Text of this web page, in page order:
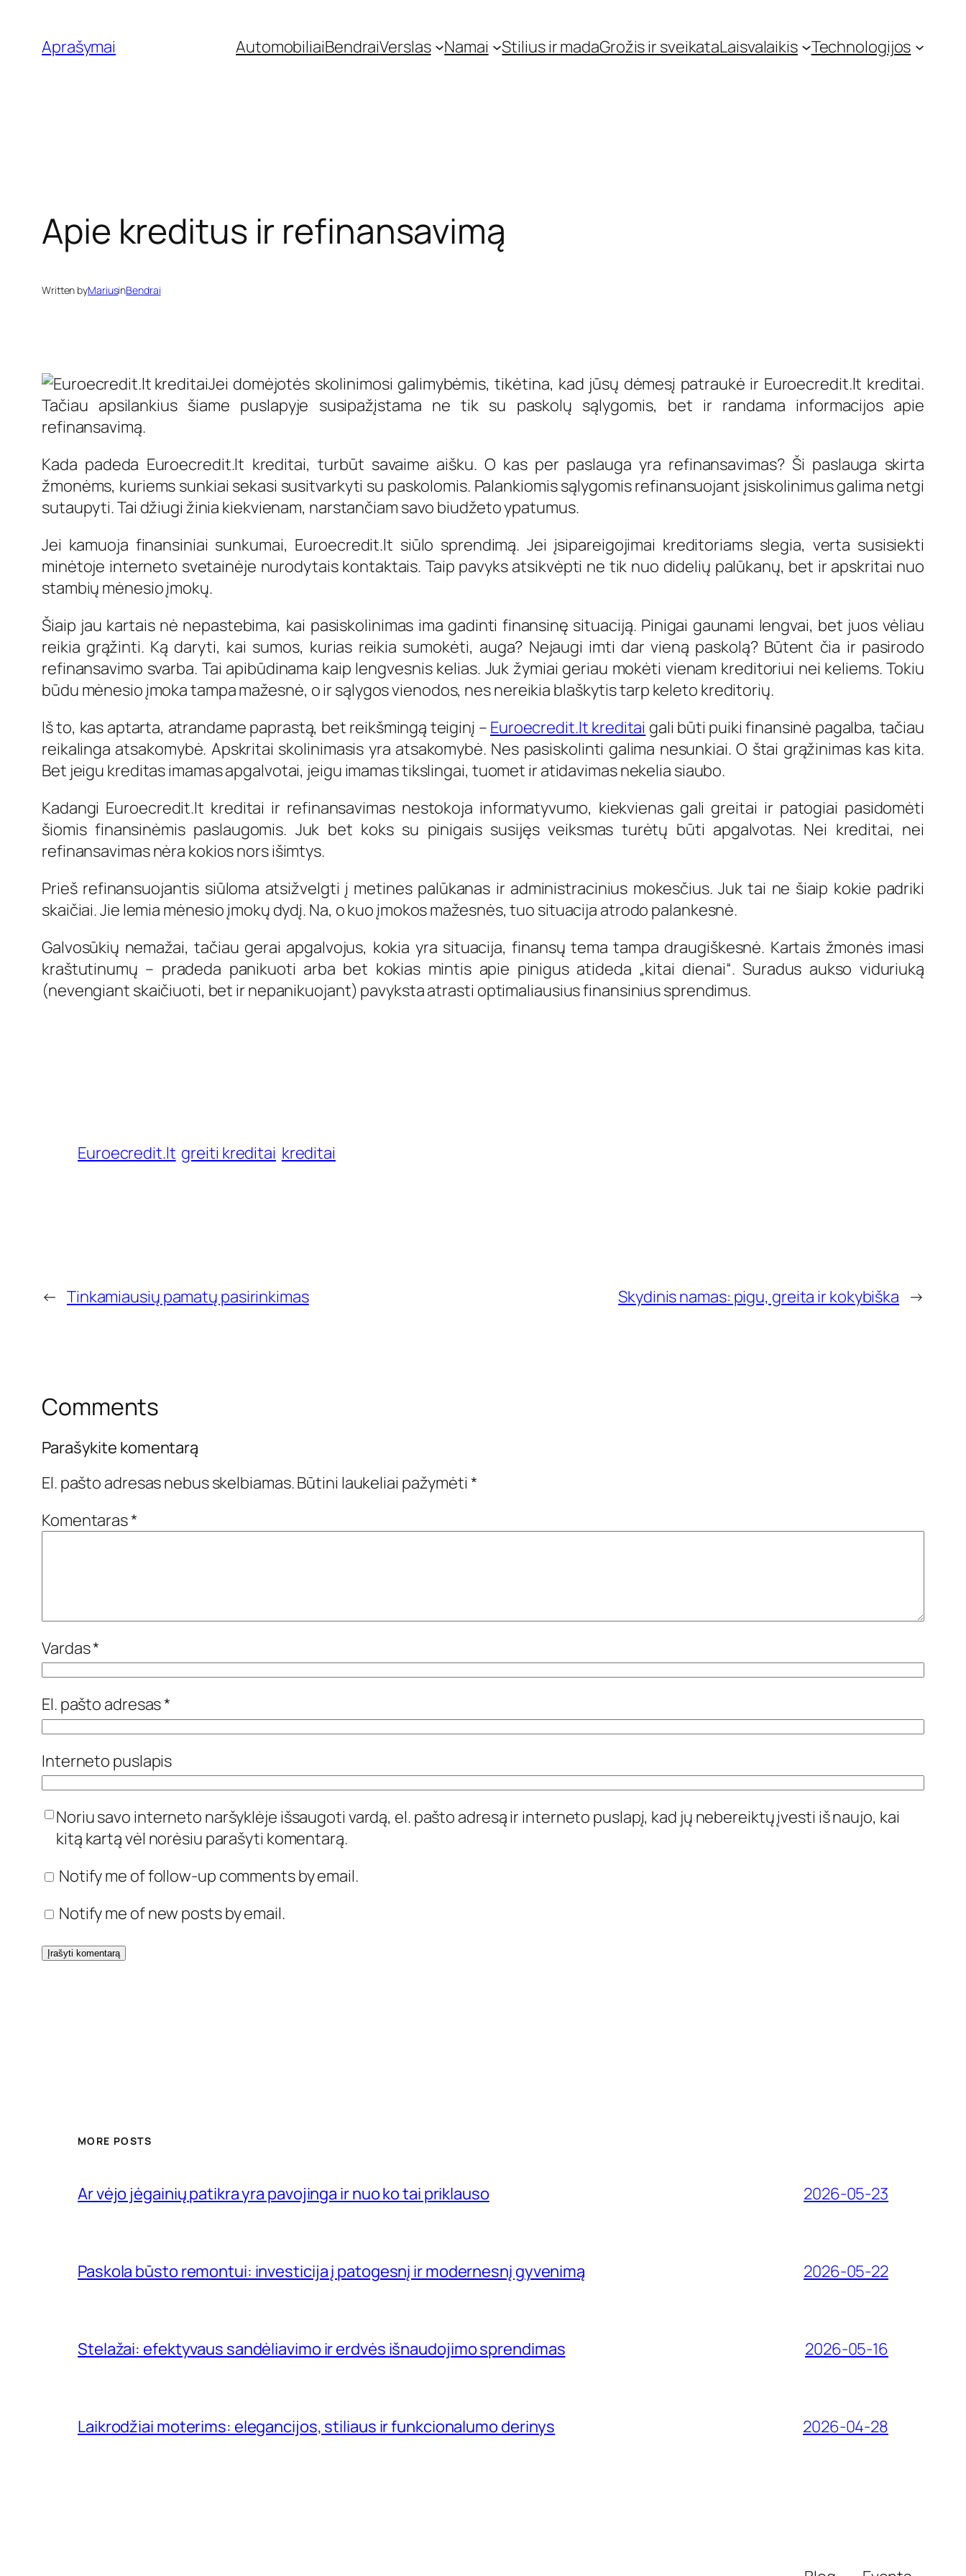
turinio
Aprašymai AutomobiliaiBendraiVerslas Namai Stilius ir madaGrožis ir sveikataLaisvalaikis Technologijos
Apie kreditus ir refinansavimą
Written byMariusinBendrai
Jei domėjotės skolinimosi galimybėmis, tikėtina, kad jūsų dėmesį patraukė ir Euroecredit.lt kreditai.
Tačiau apsilankius šiame puslapyje susipažįstama ne tik su paskolų sąlygomis, bet ir randama informacijos apie
refinansavimą.
Kada padeda Euroecredit.lt kreditai, turbūt savaime aišku. O kas per paslauga yra refinansavimas? Ši paslauga skirta
žmonėms, kuriems sunkiai sekasi susitvarkyti su paskolomis. Palankiomis sąlygomis refinansuojant įsiskolinimus galima netgi
sutaupyti. Tai džiugi žinia kiekvienam, narstančiam savo biudžeto ypatumus.
Jei kamuoja finansiniai sunkumai, Euroecredit.lt siūlo sprendimą. Jei įsipareigojimai kreditoriams slegia, verta susisiekti
minėtoje interneto svetainėje nurodytais kontaktais. Taip pavyks atsikvėpti ne tik nuo didelių palūkanų, bet ir apskritai nuo
stambių mėnesio įmokų.
Šiaip jau kartais nė nepastebima, kai pasiskolinimas ima gadinti finansinę situaciją. Pinigai gaunami lengvai, bet juos vėliau
reikia grąžinti. Ką daryti, kai sumos, kurias reikia sumokėti, auga? Nejaugi imti dar vieną paskolą? Būtent čia ir pasirodo
refinansavimo svarba. Tai apibūdinama kaip lengvesnis kelias. Juk žymiai geriau mokėti vienam kreditoriui nei keliems. Tokiu
būdu mėnesio įmoka tampa mažesnė, o ir sąlygos vienodos, nes nereikia blaškytis tarp keleto kreditorių.
Iš to, kas aptarta, atrandame paprastą, bet reikšmingą teiginį – Euroecredit.lt kreditai gali būti puiki finansinė pagalba, tačiau
reikalinga atsakomybė. Apskritai skolinimasis yra atsakomybė. Nes pasiskolinti galima nesunkiai. O štai grąžinimas kas kita.
Bet jeigu kreditas imamas apgalvotai, jeigu imamas tikslingai, tuomet ir atidavimas nekelia siaubo.
Kadangi Euroecredit.lt kreditai ir refinansavimas nestokoja informatyvumo, kiekvienas gali greitai ir patogiai pasidomėti
šiomis finansinėmis paslaugomis. Juk bet koks su pinigais susijęs veiksmas turėtų būti apgalvotas. Nei kreditai, nei
refinansavimas nėra kokios nors išimtys.
Prieš refinansuojantis siūloma atsižvelgti į metines palūkanas ir administracinius mokesčius. Juk tai ne šiaip kokie padriki
skaičiai. Jie lemia mėnesio įmokų dydį. Na, o kuo įmokos mažesnės, tuo situacija atrodo palankesnė.
Galvosūkių nemažai, tačiau gerai apgalvojus, kokia yra situacija, finansų tema tampa draugiškesnė. Kartais žmonės imasi
kraštutinumų – pradeda panikuoti arba bet kokias mintis apie pinigus atideda „kitai dienai“. Suradus aukso viduriuką
(nevengiant skaičiuoti, bet ir nepanikuojant) pavyksta atrasti optimaliausius finansinius sprendimus.
Euroecredit.lt greiti kreditai kreditai
← Tinkamiausių pamatų pasirinkimas Skydinis namas: pigu, greita ir kokybiška →
Comments
Parašykite komentarą
El. pašto adresas nebus skelbiamas.Būtini laukeliai pažymėti *
Komentaras*
Vardas*
El. pašto adresas*
Interneto puslapis
Noriu savo interneto naršyklėje išsaugoti vardą, el. pašto adresą ir interneto puslapį, kad jų nebereiktų įvesti iš naujo, kai
kitą kartą vėl norėsiu parašyti komentarą.
Notify me of follow-up comments by email.
Notify me of new posts by email.
MORE POSTS
Ar vėjo jėgainių patikra yra pavojinga ir nuo ko tai priklauso 2026-05-23
Paskola būsto remontui: investicija į patogesnį ir modernesnį gyvenimą 2026-05-22
Stelažai: efektyvaus sandėliavimo ir erdvės išnaudojimo sprendimas 2026-05-16
Laikrodžiai moterims: elegancijos, stiliaus ir funkcionalumo derinys 2026-04-28